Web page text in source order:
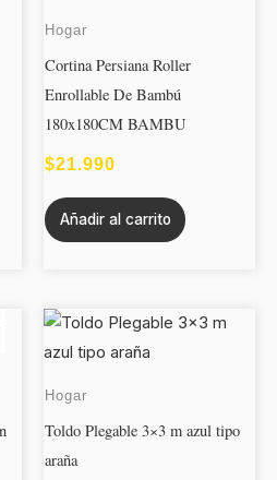
opciones
pueden
Hogar
Cortina Persiana Roller
Enrollable De Bambú
180x180CM BAMBU
$21.990
Añadir al carrito
Hogar
Toldo Plegable 3×3 m azul tipo
araña